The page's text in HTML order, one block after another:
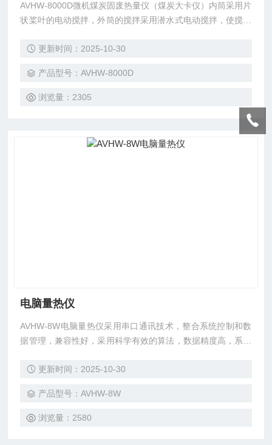
AVHW-8000D微机煤炭固废热量仪（煤炭大卡仪）内筒采用片
状桨叶的电动搅拌，外筒的搅拌采用潜水式电动搅拌，使搅拌
更新时间：2025-10-30
产品型号：AVHW-8000D
浏览量：2305
电脑量热仪
AVHW-8W电脑量热仪采用串口通讯技术，整合系统控制和数
据管理，兼容性好，采用科学有效的算法，数据精度高，系统
更新时间：2025-10-30
产品型号：AVHW-8W
浏览量：2580